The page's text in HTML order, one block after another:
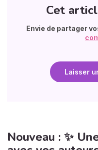
Cet
Envie de partager
Laisser
Nouveau : ✨